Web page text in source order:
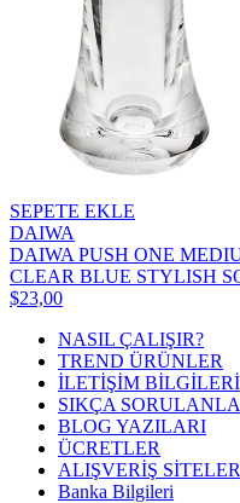
SEPETE EKLE
DAIWA
DAIWA PUSH ONE
CLEAR BLUE STYLISH
$23,00
NASIL ÇALIŞIR?
TREND ÜRÜNLER
İLETİŞİM BİLGİLERİ
SIKÇA
BLOG YAZILARI
ÜCRETLER
ALIŞVERİŞ
Banka Bilgileri